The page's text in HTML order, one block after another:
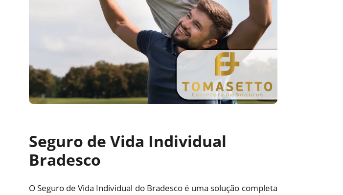
Seguro de Vida Individual
Bradesco
O Seguro de Vida Individual do Bradesco é uma solução completa